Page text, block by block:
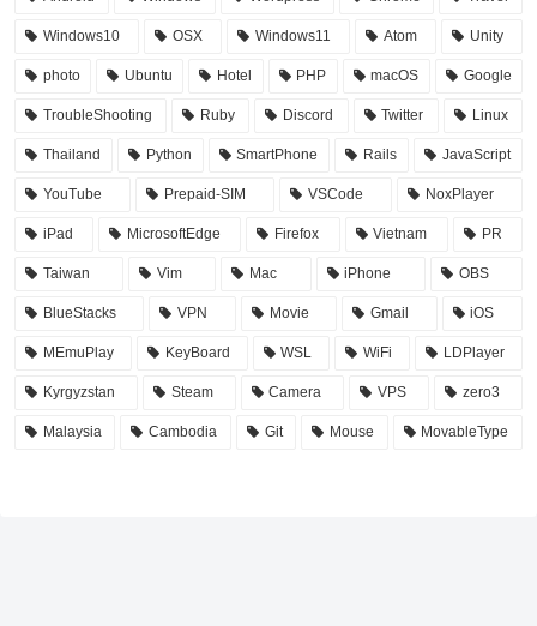
Windows10 OSX Windows11 Atom Unity
photo Ubuntu Hotel PHP macOS Google
TroubleShooting Ruby Discord Twitter Linux
Thailand Python SmartPhone Rails JavaScript
YouTube Prepaid-SIM VSCode NoxPlayer
iPad MicrosoftEdge Firefox Vietnam PR
Taiwan Vim Mac iPhone OBS
BlueStacks VPN Movie Gmail iOS
MEmuPlay KeyBoard WSL WiFi LDPlayer
Kyrgyzstan Steam Camera VPS zero3
Malaysia Cambodia Git Mouse MovableType